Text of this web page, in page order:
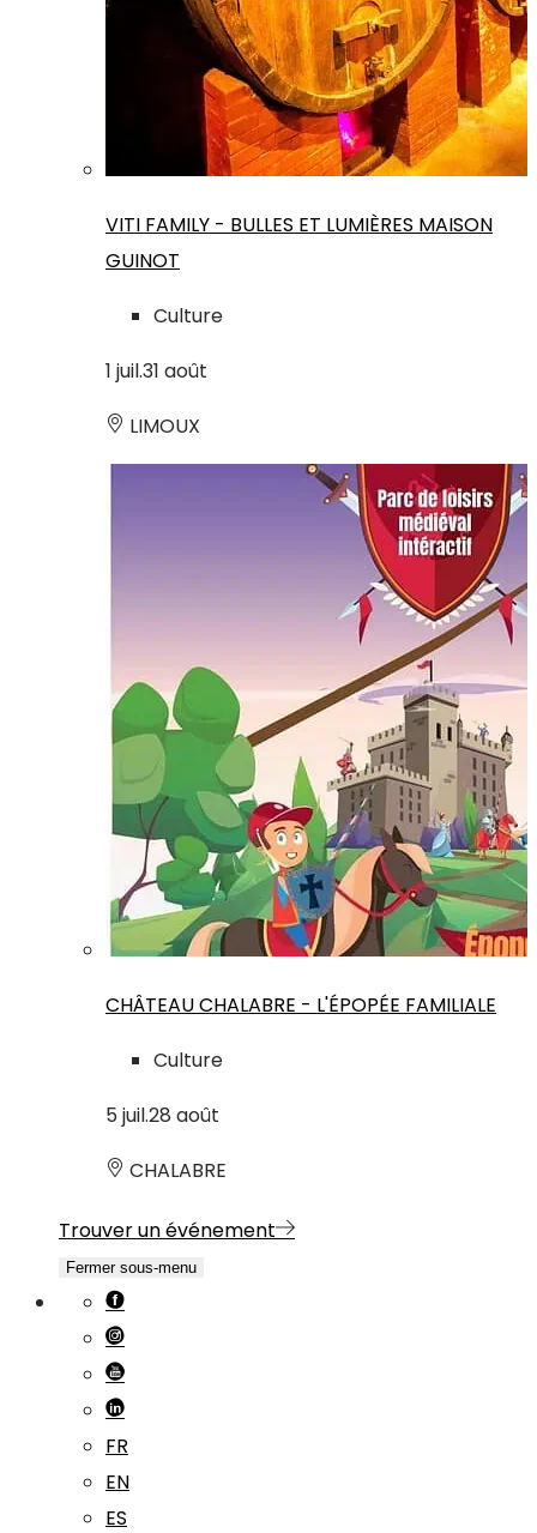
VITI FAMILY - BULLES ET LUMIÈRES MAISON
GUINOT
Culture
1 juil.31 août
LIMOUX
CHÂTEAU CHALABRE - L'ÉPOPÉE FAMILIALE
Culture
5 juil.28 août
CHALABRE
Trouver un événement
Fermer sous-menu
FR
EN
ES